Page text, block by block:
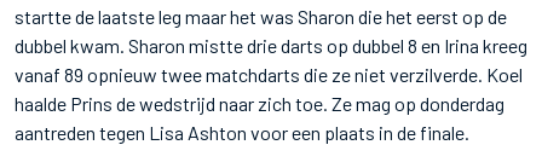
startte de laatste leg maar het was Sharon die het eerst op de
dubbel kwam. Sharon mistte drie darts op dubbel 8 en Irina kreeg
vanaf 89 opnieuw twee matchdarts die ze niet verzilverde. Koel
haalde Prins de wedstrijd naar zich toe. Ze mag op donderdag
aantreden tegen Lisa Ashton voor een plaats in de finale.